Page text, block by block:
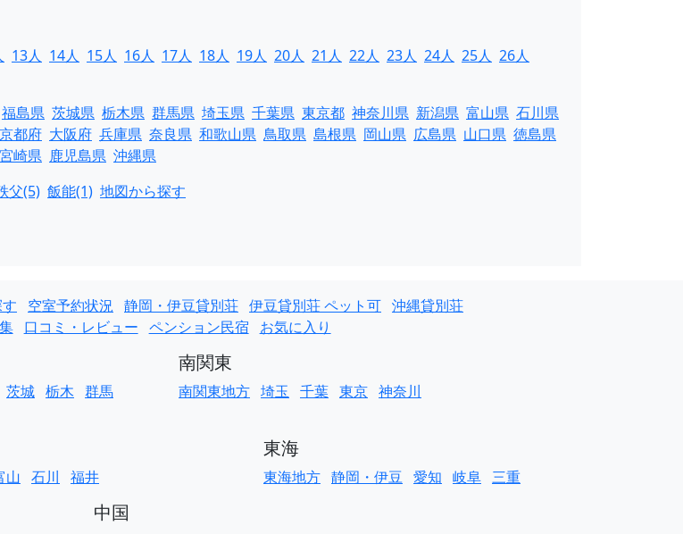
13人 14人 15人 16人 17人 18人 19人 20人 21人 22人 23人 24人 25人 26人
福島県 茨城県 栃木県 群馬県 埼玉県 千葉県 東京都 神奈川県 新潟県 富山県 石川県
京都府 大阪府 兵庫県 奈良県 和歌山県 鳥取県 島根県 岡山県 広島県 山口県 徳島県
宮崎県 鹿児島県 沖縄県
父(5) 飯能(1) 地図から探す
空室予約状況 静岡・伊豆貸別荘 伊豆貸別荘 ペット可 沖縄貸別荘
口コミ・レビュー ペンション民宿 お気に入り
茨城 栃木 群馬
南関東
南関東地方 埼玉 千葉 東京 神奈川
山 石川 福井
東海
東海地方 静岡・伊豆 愛知 岐阜 三重
中国